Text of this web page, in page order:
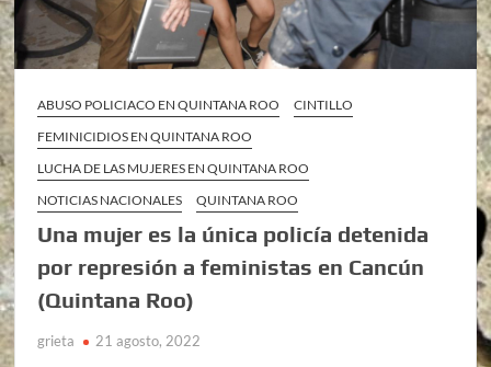
ABUSO POLICIACO EN QUINTANA ROO
CINTILLO
FEMINICIDIOS EN QUINTANA ROO
LUCHA DE LAS MUJERES EN QUINTANA ROO
NOTICIAS NACIONALES
QUINTANA ROO
Una mujer es la única policía detenida
por represión a feministas en Cancún
(Quintana Roo)
grieta 21 agosto, 2022